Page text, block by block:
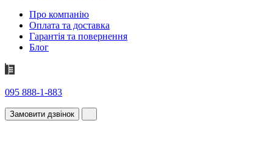
Про компанію
Оплата та доставка
Гарантія та повернення
Блог
095 888-1-883
Замовити дзвінок